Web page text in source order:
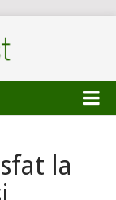
la